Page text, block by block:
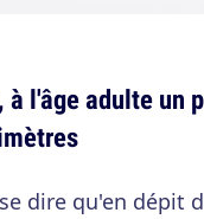
à l'âge adulte un
dire qu'en dépit